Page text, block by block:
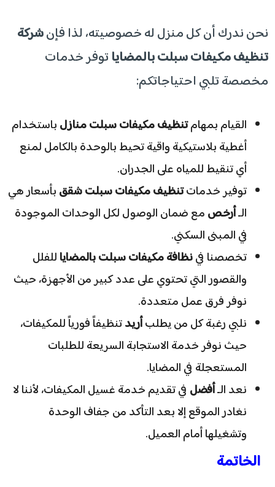
​نحن ندرك أن كل منزل له خصوصيته، لذا فإنشركة
تنظيف مكيفات سبلت بالمضاياتوفر خدمات
مخصصة تلبي احتياجاتكم:
​القيام بمهامتنظيف مكيفات سبلت منازلباستخدام
أغطية بلاستيكية واقية تحيط بالوحدة بالكامل لمنع
أي تنقيط للمياه على الجدران.
​توفير خدماتتنظيف مكيفات سبلت شققبأسعار هي
الـأرخصمع ضمان الوصول لكل الوحدات الموجودة
في المبنى السكني.
​تخصصنا فينظافة مكيفات سبلت بالمضاياللفلل
والقصور التي تحتوي على عدد كبير من الأجهزة، حيث
نوفر فرق عمل متعددة.
​نلبي رغبة كل من يطلبأريدتنظيفاً فورياً للمكيفات،
حيث نوفر خدمة الاستجابة السريعة للطلبات
المستعجلة في المضايا.
​نعد الـأفضل في تقديم خدمة غسيل المكيفات، لأننا لا
نغادر الموقع إلا بعد التأكد من جفاف الوحدة
وتشغيلها أمام العميل.
​الخاتمة